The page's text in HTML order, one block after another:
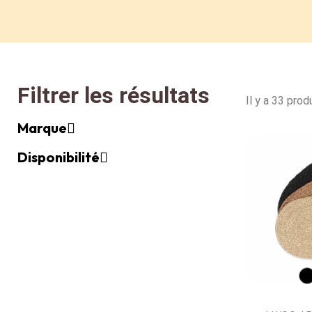
Filtrer les résultats
Marque
Disponibilité
Il y a 33